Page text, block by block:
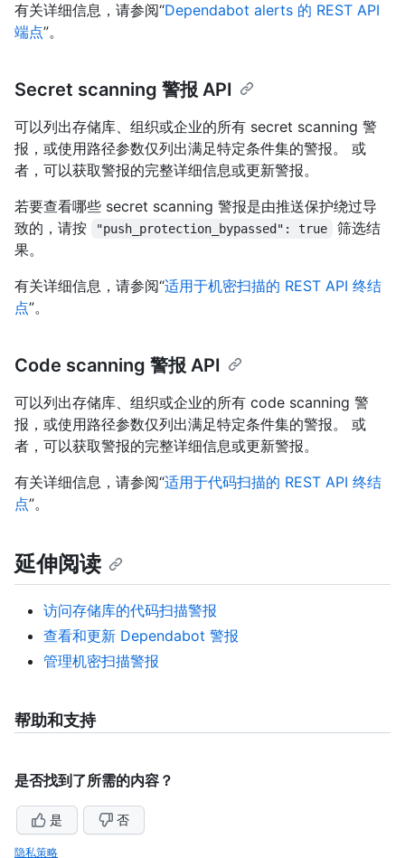
有关详细信息，请参阅“Dependabot alerts 的 REST API
端点”。
Secret scanning 警报 API
可以列出存储库、组织或企业的所有 secret scanning 警
报，或使用路径参数仅列出满足特定条件集的警报。 或
者，可以获取警报的完整详细信息或更新警报。
若要查看哪些 secret scanning 警报是由推送保护绕过导
致的，请按
"push_protection_bypassed": true
筛选结
果。
有关详细信息，请参阅“适用于机密扫描的 REST API 终结
点”。
Code scanning 警报 API
可以列出存储库、组织或企业的所有 code scanning 警
报，或使用路径参数仅列出满足特定条件集的警报。 或
者，可以获取警报的完整详细信息或更新警报。
有关详细信息，请参阅“适用于代码扫描的 REST API 终结
点”。
延伸阅读
访问存储库的代码扫描警报
查看和更新 Dependabot 警报
管理机密扫描警报
帮助和支持
是否找到了所需的内容？
是 否
隐私策略